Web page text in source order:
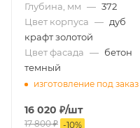
Глубина, мм — 372
Цвет корпуса — дуб
крафт золотой
Цвет фасада — бетон
темный
изготовление под заказ
16 020 ₽/шт
17 800₽ -10%